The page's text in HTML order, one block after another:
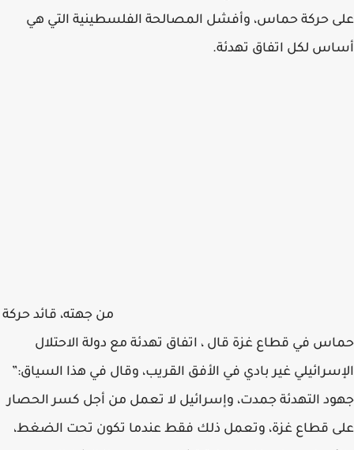
على حركة حماس، وأفشل المصالحة الفلسطينية التي هي
أساس لكل اتفاق تهدئة.
من جهته، قائد حركة
حماس في قطاع غزة قال ، اتفاق تهدئة مع دولة الاحتلال
الإسرائيلي غير بادي في الأفق القريب، وقال في هذا السياق:”
جهود التهدئة جمدت، وإسرائيل لا تعمل من أجل كسر الحصار
على قطاع غزة، وتعمل ذلك فقط عندما تكون تحت الضغط،